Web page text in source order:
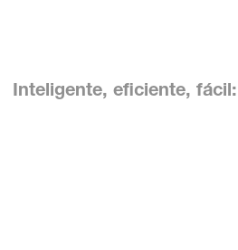
Inteligente, eficiente,